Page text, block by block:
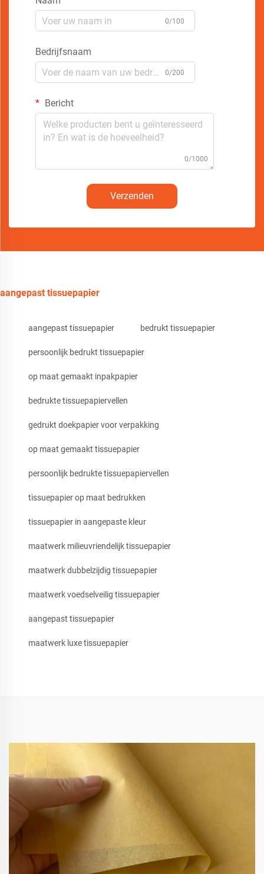
0/100
Bedrijfsnaam
0/200
Bericht
0/1000
Verzenden
aangepast tissuepapier
aangepast tissuepapier bedrukt tissuepapier
persoonlijk bedrukt tissuepapier
op maat gemaakt inpakpapier
bedrukte tissuepapiervellen
gedrukt doekpapier voor verpakking
op maat gemaakt tissuepapier
persoonlijk bedrukte tissuepapiervellen
tissuepapier op maat bedrukken
tissuepapier in aangepaste kleur
maatwerk milieuvriendelijk tissuepapier
maatwerk dubbelzijdig tissuepapier
maatwerk voedselveilig tissuepapier
aangepast tissuepapier
maatwerk luxe tissuepapier